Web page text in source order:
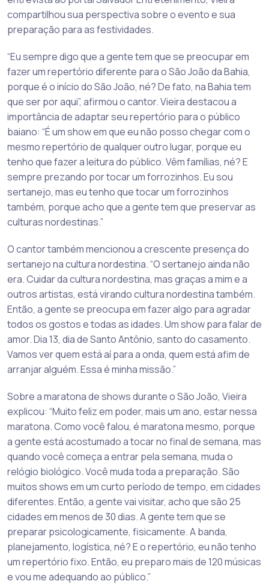
compartilhou sua perspectiva sobre o evento e sua
preparação para as festividades.
“Eu sempre digo que a gente tem que se preocupar em
fazer um repertório diferente para o São João da Bahia,
porque é o início do São João, né? De fato, na Bahia tem
que ser por aqui”, afirmou o cantor. Vieira destacou a
importância de adaptar seu repertório para o público
baiano: “É um show em que eu não posso chegar com o
mesmo repertório de qualquer outro lugar, porque eu
tenho que fazer a leitura do público. Vêm famílias, né? E
sempre prezando por tocar um forrozinhos. Eu sou
sertanejo, mas eu tenho que tocar um forrozinhos
também, porque acho que a gente tem que preservar as
culturas nordestinas.”
O cantor também mencionou a crescente presença do
sertanejo na cultura nordestina. “O sertanejo ainda não
era. Cuidar da cultura nordestina, mas graças a mim e a
outros artistas, está virando cultura nordestina também.
Então, a gente se preocupa em fazer algo para agradar
todos os gostos e todas as idades. Um show para falar de
amor. Dia 13, dia de Santo Antônio, santo do casamento.
Vamos ver quem está aí para a onda, quem está afim de
arranjar alguém. Essa é minha missão.”
Sobre a maratona de shows durante o São João, Vieira
explicou: “Muito feliz em poder, mais um ano, estar nessa
maratona. Como você falou, é maratona mesmo, porque
a gente está acostumado a tocar no final de semana, mas
quando você começa a entrar pela semana, muda o
relógio biológico. Você muda toda a preparação. São
muitos shows em um curto período de tempo, em cidades
diferentes. Então, a gente vai visitar, acho que são 25
cidades em menos de 30 dias. A gente tem que se
preparar psicologicamente, fisicamente. A banda,
planejamento, logística, né? E o repertório, eu não tenho
um repertório fixo. Então, eu preparo mais de 120 músicas
e vou me adequando ao público.”